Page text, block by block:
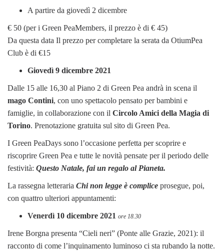
A partire da giovedì 2 dicembre
€ 50 (per i Green PeaMembers, il prezzo è di € 45)
Da questa data Il prezzo per completare la serata da OtiumPea
Club è di €15
Giovedì 9 dicembre 2021
Dalle 15 alle 16,30 al Piano 2 di Green Pea andrà in scena il
mago Contini, con uno spettacolo pensato per bambini e
famiglie, in collaborazione con il Circolo Amici della Magia di
Torino. Prenotazione gratuita sul sito di Green Pea.
I Green PeaDays sono l’occasione perfetta per scoprire e
riscoprire Green Pea e tutte le novità pensate per il periodo delle
festività: Questo Natale, fai un regalo al Pianeta.
La rassegna letteraria Chi non legge è complice prosegue, poi,
con quattro ulteriori appuntamenti:
Venerdì 10 dicembre 2021 ore 18.30
Irene Borgna presenta “Cieli neri” (Ponte alle Grazie, 2021): il
racconto di come l’inquinamento luminoso ci sta rubando la notte.